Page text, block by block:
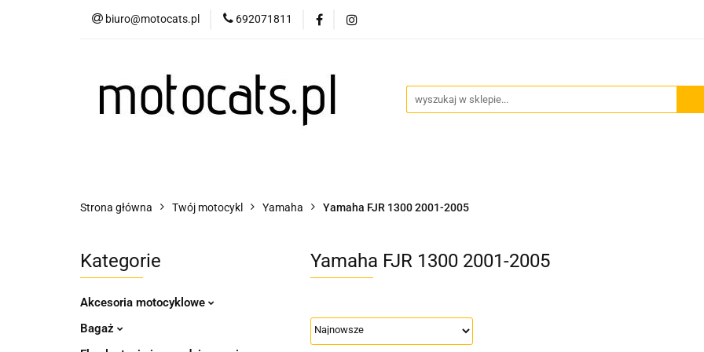
biuro@motocats.pl 692071811
Twój motocykl Akcesoria motocyklowe
Wydechy motocyklowe Odzież termoaktywna Blog
Strona główna Twój motocykl Yamaha Yamaha FJR 1300 2001-2005
Kategorie
Akcesoria motocyklowe
Bagaż
Yamaha FJR 1300 2001-2005